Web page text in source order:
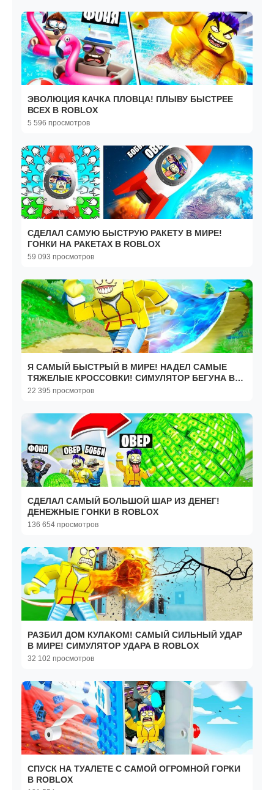
ЭВОЛЮЦИЯ КАЧКА ПЛОВЦА! ПЛЫВУ БЫСТРЕЕ
ВСЕХ В ROBLOX
5 596 просмотров
СДЕЛАЛ САМУЮ БЫСТРУЮ РАКЕТУ В МИРЕ!
ГОНКИ НА РАКЕТАХ В ROBLOX
59 093 просмотров
Я САМЫЙ БЫСТРЫЙ В МИРЕ! НАДЕЛ САМЫЕ
ТЯЖЕЛЫЕ КРОССОВКИ! СИМУЛЯТОР БЕГУНА В
ROBLOX
22 395 просмотров
СДЕЛАЛ САМЫЙ БОЛЬШОЙ ШАР ИЗ ДЕНЕГ!
ДЕНЕЖНЫЕ ГОНКИ В ROBLOX
136 654 просмотров
РАЗБИЛ ДОМ КУЛАКОМ! САМЫЙ СИЛЬНЫЙ УДАР
В МИРЕ! СИМУЛЯТОР УДАРА В ROBLOX
32 102 просмотров
СПУСК НА ТУАЛЕТЕ С САМОЙ ОГРОМНОЙ ГОРКИ
В ROBLOX